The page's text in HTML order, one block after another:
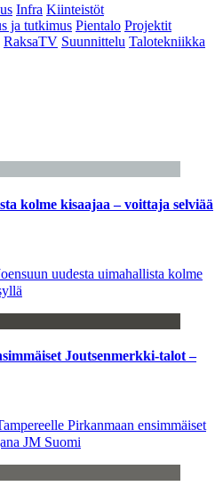
Infra Kiinteistöt
ja tutkimus Pientalo Projektit
RaksaTV Suunnittelu Talotekniikka
kolme kisaajaa – voittaja selviää
uudesta uimahallista kolme
Joutsenmerkki-talot –
Pirkanmaan ensimmäiset
JM Suomi